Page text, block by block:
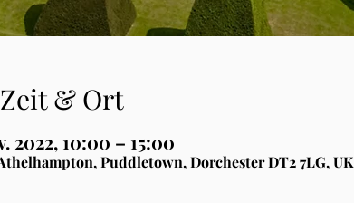
Zeit & Ort
2022, 10:00 – 15:00
Puddletown, Dorchester DT2 7LG, UK